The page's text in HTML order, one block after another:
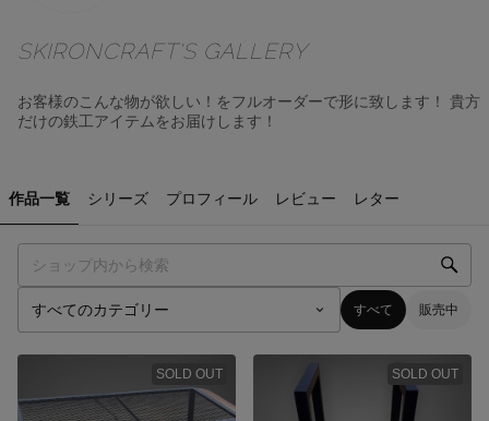
SKIRONCRAFT'S GALLERY
お客様のこんな物が欲しい！をフルオーダーで形に致します！ 貴方
だけの鉄工アイテムをお届けします！
作品一覧 シリーズ プロフィール レビュー レター
すべて 販売中
SOLD OUT SOLD OUT